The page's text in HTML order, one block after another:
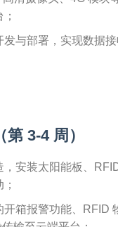
与部署，实现数据
3-4 周）
安装太阳能板、
箱报警功能、RFID